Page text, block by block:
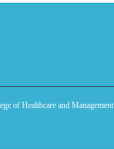
of Healthcare and Management